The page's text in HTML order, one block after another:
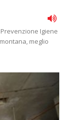
Igiene
meglio